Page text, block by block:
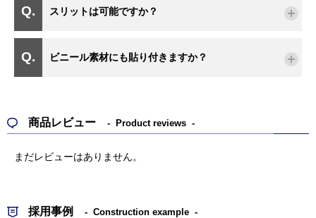
スリットは可能ですか？
ビニール素材にも貼り付きますか？
商品レビュー Product reviews
まだレビューはありません。
採用事例 Construction example